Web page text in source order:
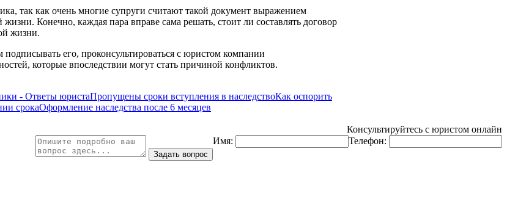
так как очень многие супруги считают такой документ выражением
Конечно, каждая пара вправе сама решать, стоит ли составлять договор
жизни.
его, проконсультироваться с юристом компании
которые впоследствии могут стать причиной конфликтов.
- Ответы юристаПропущены сроки вступления в наследствоКак оспорить
срокаОформление наследства после 6 месяцев
Консультируйтесь с юристом онлайн
Имя:
Телефон: